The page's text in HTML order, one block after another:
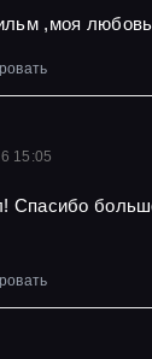
,моя
15:05
Спасибо